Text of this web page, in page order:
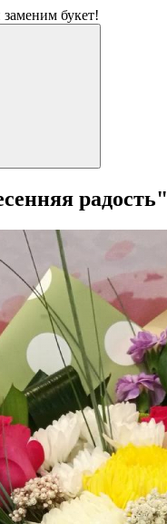
букет!
радость"